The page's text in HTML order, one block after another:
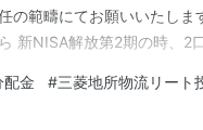
の範疇にてお願いいたしま
新NISA解放第2期の時、2
お金はかかりますが、あと
配金 #三菱地所物流リート